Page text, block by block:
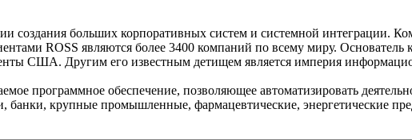
больших корпоративных систем и системной интеграции.
ROSS являются более 3400 компаний по всему миру.
США. Другим его известным детищем является империя
программное обеспечение, позволяющее автоматизировать
крупные промышленные, фармацевтические, энергетические